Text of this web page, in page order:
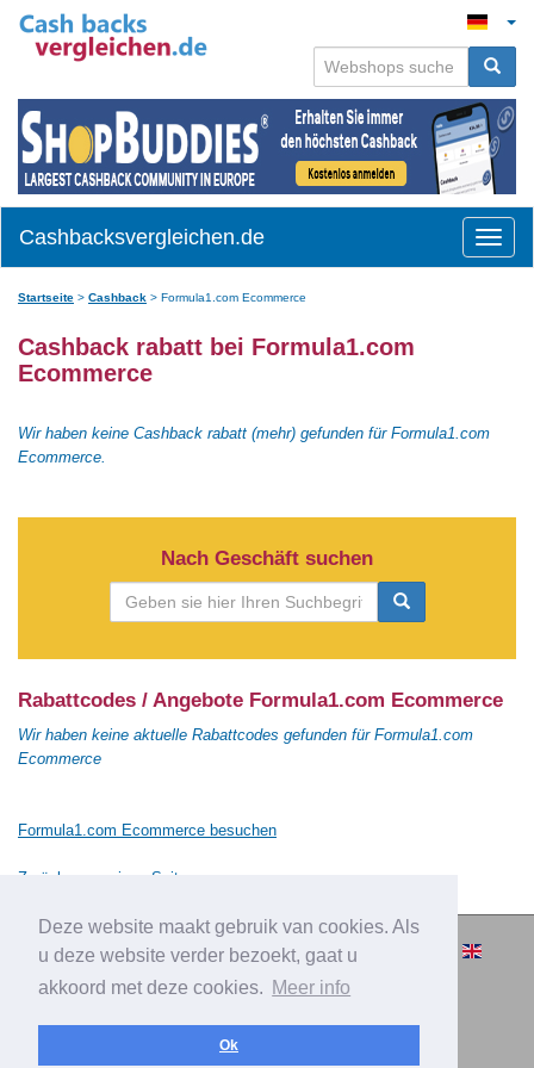
Deze website maakt gebruik van cookies. Als
u deze website verder bezoekt, gaat u
akkoord met deze cookies. Meer info
Ok
Toggle
Cashbacksvergleichen.de
Startseite > Cashback > Formula1.com Ecommerce
Cashback rabatt bei Formula1.com
Ecommerce
Wir haben keine Cashback rabatt (mehr) gefunden für Formula1.com
Ecommerce.
Nach Geschäft suchen
Rabattcodes / Angebote Formula1.com Ecommerce
Wir haben keine aktuelle Rabattcodes gefunden für Formula1.com
Ecommerce
Formula1.com Ecommerce besuchen
Zurück zur vorigen Seite
© 2010-2026 Cashbacksvergleichen.de
Über Cashbacksvergleichen.de | Privacy |
Inserieren | Kontakt